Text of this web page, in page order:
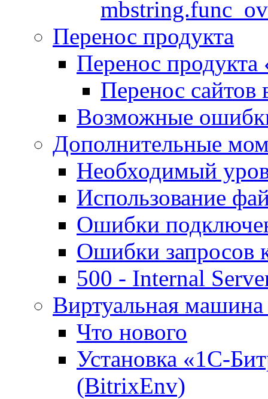
Перенос продукта
Перенос продукта
Перенос сайтов
Возможные
Дополнительные
Необходимый
Использование
Ошибки
Ошибки запросов
500 - Internal
Виртуальная
Что нового
Установка «1С-
(BitrixEnv)